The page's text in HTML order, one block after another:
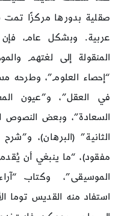
صقلية بدورها مركزًا
عربية. وبشكل عام، فإن
المنقولة إلى لغتهم
“إحصاء العلوم”، وطرحه
في العقل”، و”عيون
السعادة”، وبعض النصوص
الثانية” (البرهان)،
مفقود)، “ما ينبغي أن
الموسيقى”، وكتاب
استفاد منه القديس توما